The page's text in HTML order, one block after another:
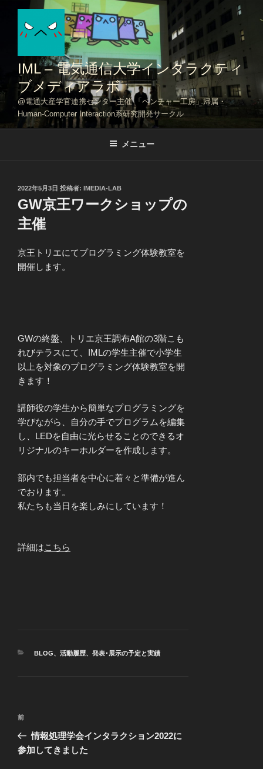
ス
IML – 電気通信大学インタラクティ
ブメディアラボ
@電通大産学官連携センター主催 「ベンチャー工房」帰属・
Human-Computer Interaction系研究開発サークル
メニュー
投
稿
日:
2022年5月3日 投稿者: IMEDIA-LAB
GW京王ワークショップの
主催
京王トリエにてプログラミング体験教室を
開催します。
GWの終盤、トリエ京王調布A館の3階こも
れびテラスにて、IMLの学生主催で小学生
以上を対象のプログラミング体験教室を開
きます！
講師役の学生から簡単なプログラミングを
学びながら、自分の手でプログラムを編集
し、LEDを自由に光らせることのできるオ
リジナルのキーホルダーを作成します。
部内でも担当者を中心に着々と準備が進ん
でおります。
私たちも当日を楽しみにしています！
詳細はこちら
カ
BLOG、 活動履歴、 発表･展示の予定と実績
投
ナ
前
の
投
前
情報処理学会インタラクション2022に
参加してきました